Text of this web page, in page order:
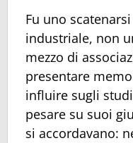
Fu uno
industriale, non
mezzo di
presentare
influire sugli
pesare su suoi
si accordavano: